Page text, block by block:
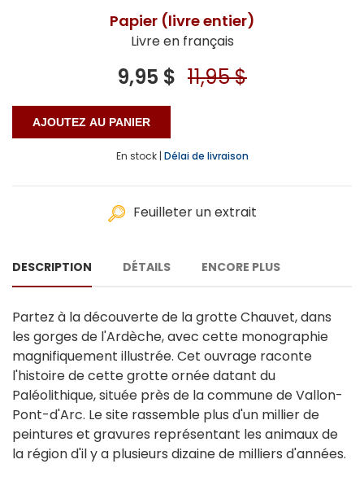
Papier (livre entier)
Livre en français
9,95 $ 11,95 $
En stock | Délai de livraison
Feuilleter un extrait
DESCRIPTION DÉTAILS ENCORE PLUS
Partez à la découverte de la grotte Chauvet, dans
les gorges de l'Ardèche, avec cette monographie
magnifiquement illustrée. Cet ouvrage raconte
l'histoire de cette grotte ornée datant du
Paléolithique, située près de la commune de Vallon-
Pont-d'Arc. Le site rassemble plus d'un millier de
peintures et gravures représentant les animaux de
la région d'il y a plusieurs dizaine de milliers d'années.